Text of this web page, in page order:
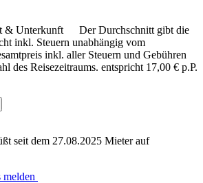
& Unterkunft
Der Durchschnitt gibt die
inkl. Steuern unabhängig vom
inkl. aller Steuern und Gebühren
des Reisezeitraums. entspricht 17,00 € p.P.
seit dem 27.08.2025 Mieter auf
melden